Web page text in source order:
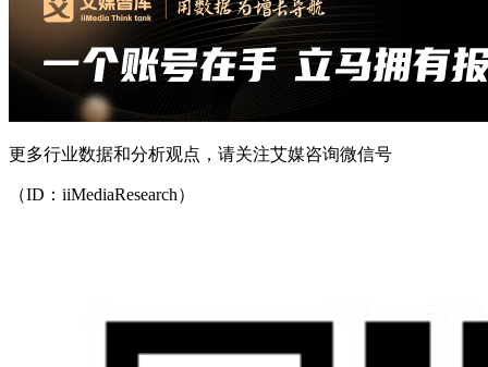
更多行业数据和分析观点，请关注艾媒咨询微信号
（ID：iiMediaResearch）